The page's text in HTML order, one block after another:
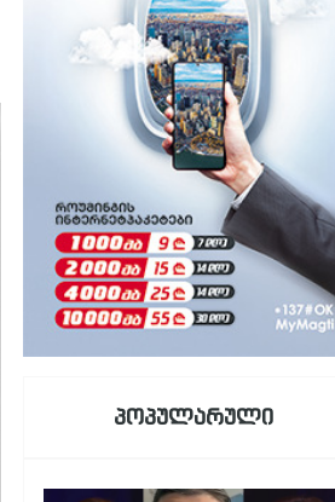
პოპულარული